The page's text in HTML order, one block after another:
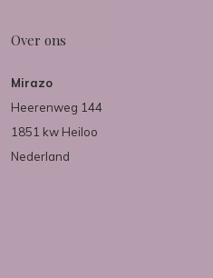
Over ons
Mirazo
Heerenweg 144
1851 kw Heiloo
Nederland